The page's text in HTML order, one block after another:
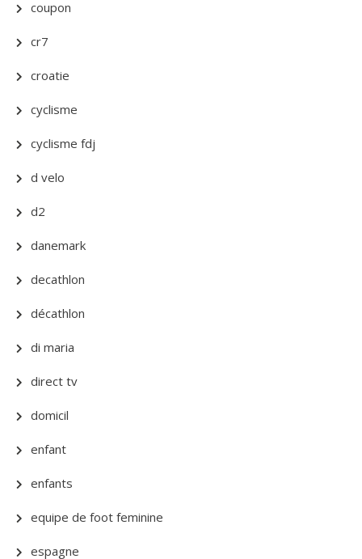
coupon
cr7
croatie
cyclisme
cyclisme fdj
d velo
d2
danemark
decathlon
décathlon
di maria
direct tv
domicil
enfant
enfants
equipe de foot feminine
espagne